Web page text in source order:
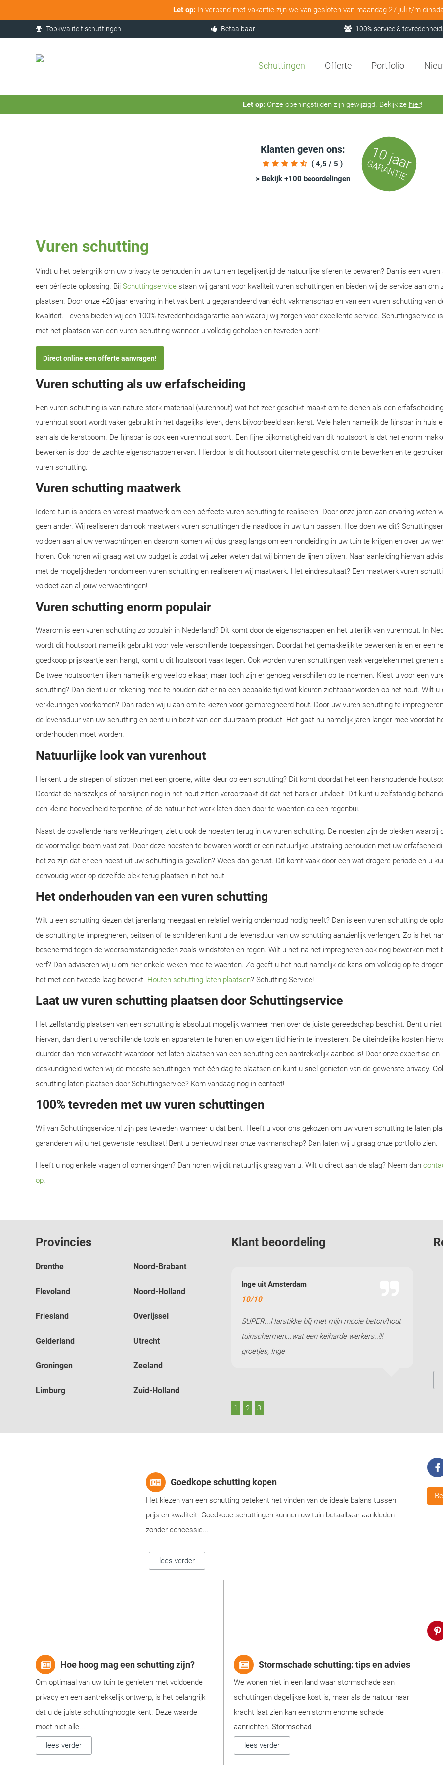
Let op:In verband met vakantie zijn we van gesloten van maandag 27 juli t/m
Topkwaliteit schuttingen Betaalbaar 100% service &
Schuttingen Offerte Portfolio
Let op:Onze openingstijden zijn gewijzigd. Bekijk ze hier!
Klanten geven ons:
( 4,5 / 5 )
> Bekijk +100 beoordelingen
10 jaar
GARANTIE
Vuren schutting
Vindt u het belangrijk om uw privacy te behouden in uw tuin en tegelijkertijd de natuurlijke sferen te bewaren? Dan is een
een pérfecte oplossing. Bij Schuttingservice staan wij garant voor kwaliteit vuren schuttingen en bieden wij de service aan om
plaatsen. Door onze +20 jaar ervaring in het vak bent u gegarandeerd van écht vakmanschap en van een vuren schutting van
kwaliteit. Tevens bieden wij een 100% tevredenheidsgarantie aan waarbij wij zorgen voor excellente service. Schuttingservice
met het plaatsen van een vuren schutting wanneer u volledig geholpen en tevreden bent!
Direct online een offerte aanvragen!
Vuren schutting als uw erfafscheiding
Een vuren schutting is van nature sterk materiaal (vurenhout) wat het zeer geschikt maakt om te dienen als een
vurenhout soort wordt vaker gebruikt in het dagelijks leven, denk bijvoorbeeld aan kerst. Vele halen namelijk de fijnspar in huis
aan als de kerstboom. De fijnspar is ook een vurenhout soort. Een fijne bijkomstigheid van dit houtsoort is dat het enorm
bewerken is door de zachte eigenschappen ervan. Hierdoor is dit houtsoort uitermate geschikt om te bewerken en te
vuren schutting.
Vuren schutting maatwerk
Iedere tuin is anders en vereist maatwerk om een pérfecte vuren schutting te realiseren. Door onze jaren aan ervaring weten
geen ander. Wij realiseren dan ook maatwerk vuren schuttingen die naadloos in uw tuin passen. Hoe doen we dit?
voldoen aan al uw verwachtingen en daarom komen wij dus graag langs om een rondleiding in uw tuin te krijgen en over uw
horen. Ook horen wij graag wat uw budget is zodat wij zeker weten dat wij binnen de lijnen blijven. Naar aanleiding hiervan
met de mogelijkheden rondom een vuren schutting en realiseren wij maatwerk. Het eindresultaat? Een maatwerk vuren
voldoet aan al jouw verwachtingen!
Vuren schutting enorm populair
Waarom is een vuren schutting zo populair in Nederland? Dit komt door de eigenschappen en het uiterlijk van vurenhout. In
wordt dit houtsoort namelijk gebruikt voor vele verschillende toepassingen. Doordat het gemakkelijk te bewerken is en er een
goedkoop prijskaartje aan hangt, komt u dit houtsoort vaak tegen. Ook worden vuren schuttingen vaak vergeleken met grenen
De twee houtsoorten lijken namelijk erg veel op elkaar, maar toch zijn er genoeg verschillen op te noemen. Kiest u voor een
schutting? Dan dient u er rekening mee te houden dat er na een bepaalde tijd wat kleuren zichtbaar worden op het hout. Wilt u
verkleuringen voorkomen? Dan raden wij u aan om te kiezen voor geïmpregneerd hout. Door uw vuren schutting te
de levensduur van uw schutting en bent u in bezit van een duurzaam product. Het gaat nu namelijk jaren langer mee voordat
onderhouden moet worden.
Natuurlijke look van vurenhout
Herkent u de strepen of stippen met een groene, witte kleur op een schutting? Dit komt doordat het een harshoudende
Doordat de harszakjes of harslijnen nog in het hout zitten veroorzaakt dit dat het hars er uitvloeit. Dit kunt u zelfstandig
een kleine hoeveelheid terpentine, of de natuur het werk laten doen door te wachten op een regenbui.
Naast de opvallende hars verkleuringen, ziet u ook de noesten terug in uw vuren schutting. De noesten zijn de plekken waarbij
de voormalige boom vast zat. Door deze noesten te bewaren wordt er een natuurlijke uitstraling behouden met uw
het zo zijn dat er een noest uit uw schutting is gevallen? Wees dan gerust. Dit komt vaak door een wat drogere periode en u
eenvoudig weer op dezelfde plek terug plaatsen in het hout.
Het onderhouden van een vuren schutting
Wilt u een schutting kiezen dat jarenlang meegaat en relatief weinig onderhoud nodig heeft? Dan is een vuren schutting de
de schutting te impregneren, beitsen of te schilderen kunt u de levensduur van uw schutting aanzienlijk verlengen. Zo is het
beschermd tegen de weersomstandigheden zoals windstoten en regen. Wilt u het na het impregneren ook nog bewerken met
verf? Dan adviseren wij u om hier enkele weken mee te wachten. Zo geeft u het hout namelijk de kans om volledig op te
het met een tweede laag bewerkt. Houten schutting laten plaatsen? Schutting Service!
Laat uw vuren schutting plaatsen door Schuttingservice
Het zelfstandig plaatsen van een schutting is absoluut mogelijk wanneer men over de juiste gereedschap beschikt. Bent u
hiervan, dan dient u verschillende tools en apparaten te huren en uw eigen tijd hierin te investeren. De uiteindelijke kosten
duurder dan men verwacht waardoor het laten plaatsen van een schutting een aantrekkelijk aanbod is! Door onze expertise en
deskundigheid weten wij de meeste schuttingen met één dag te plaatsen en kunt u snel genieten van de gewenste privacy.
schutting laten plaatsen door Schuttingservice? Kom vandaag nog in contact!
100% tevreden met uw vuren schuttingen
Wij van Schuttingservice.nl zijn pas tevreden wanneer u dat bent. Heeft u voor ons gekozen om uw vuren schutting te laten
garanderen wij u het gewenste resultaat! Bent u benieuwd naar onze vakmanschap? Dan laten wij u graag onze portfolio zien.
Heeft u nog enkele vragen of opmerkingen? Dan horen wij dit natuurlijk graag van u. Wilt u direct aan de slag? Neem dan
op.
Provincies
Drenthe
Flevoland
Friesland
Gelderland
Groningen
Limburg
Noord-Brabant
Noord-Holland
Overijssel
Utrecht
Zeeland
Zuid-Holland
Klant beoordeling
Bij stromende regen een mooie strakke schutting
bouwen en de humeur niet verliezen! Petje af!
Inge uit Amsterdam
10/10
SUPER...Harstikke blij met mijn mooie beton/hout
tuinschermen...wat een keiharde werkers..!!!
groetjes, Inge
1 2 3
Goedkope schutting kopen
Het kiezen van een schutting betekent het vinden van de ideale balans tussen
prijs en kwaliteit. Goedkope schuttingen kunnen uw tuin betaalbaar aankleden
zonder concessie...
lees verder
Hoe hoog mag een schutting zijn?
Om optimaal van uw tuin te genieten met voldoende
privacy en een aantrekkelijk ontwerp, is het belangrijk
dat u de juiste schuttinghoogte kent. Deze waarde
moet niet alle...
lees verder
Stormschade schutting: tips en advies
We wonen niet in een land waar stormschade aan
schuttingen dagelijkse kost is, maar als de natuur haar
kracht laat zien kan een storm enorme schade
aanrichten. Stormschad...
lees verder